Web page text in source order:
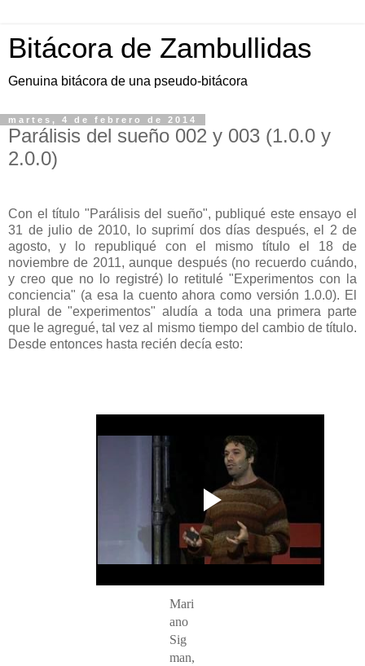
Bitácora de Zambullidas
Genuina bitácora de una pseudo-bitácora
martes, 4 de febrero de 2014
Parálisis del sueño 002 y 003 (1.0.0 y
2.0.0)
Con el título "Parálisis del sueño", publiqué este ensayo el
31 de julio de 2010, lo suprimí dos días después, el 2 de
agosto, y lo republiqué con el mismo título el 18 de
noviembre de 2011, aunque después (no recuerdo cuándo,
y creo que no lo registré) lo retitulé "Experimentos con la
conciencia" (a esa la cuento ahora como versión 1.0.0). El
plural de "experimentos" aludía a toda una primera parte
que le agregué, tal vez al mismo tiempo del cambio de título.
Desde entonces hasta recién decía esto:
Mari
ano
Sig
man,